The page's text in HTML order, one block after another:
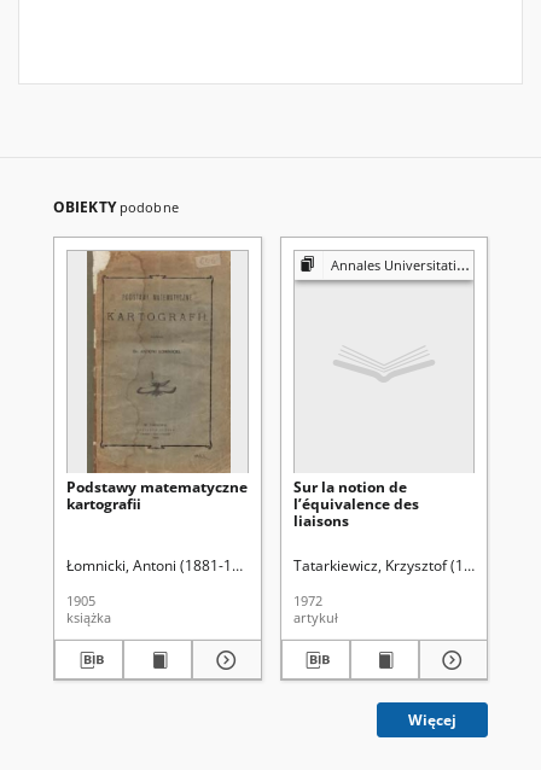
OBIEKTY podobne
Podstawy matematyczne
kartografii
Łomnicki, Antoni (1881-1941)
1905
książka
Annales Universitatis Mariae Curie-Skłodowska. Sectio A, Mathematica
Sur la notion de
l’équivalence des
liaisons
Tatarkiewicz, Krzysztof (1923-2011)
1972
artykuł
Więcej